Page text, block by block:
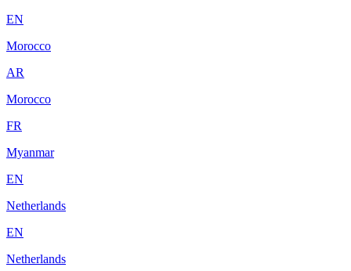
EN
Morocco
AR
Morocco
FR
Myanmar
EN
Netherlands
EN
Netherlands